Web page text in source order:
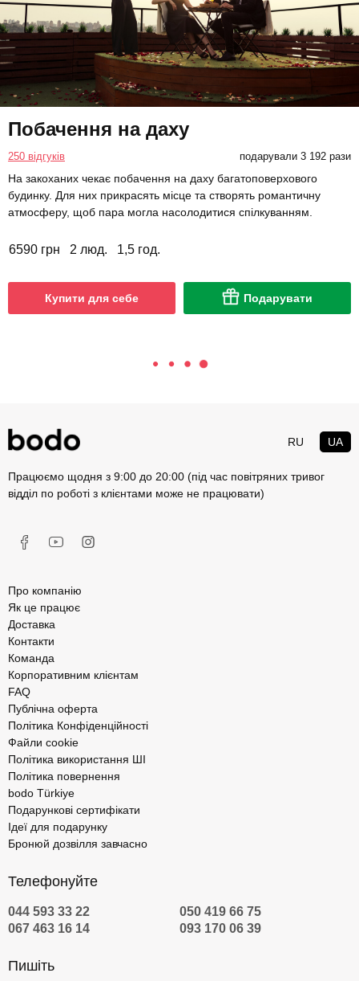
Побачення на даху
250 відгуків подарували 3 192 рази
На закоханих чекає побачення на даху багатоповерхового
будинку. Для них прикрасять місце та створять романтичну
атмосферу, щоб пара могла насолодитися спілкуванням.
6590 грн 2 люд. 1,5 год.
Купити для себе Подарувати
RU UA
Працюємо щодня з 9:00 до 20:00 (під час повітряних тривог
відділ по роботі з клієнтами може не працювати)
Про компанію
Як це працює
Доставка
Контакти
Команда
Корпоративним клієнтам
FAQ
Публічна оферта
Політика Конфіденційності
Файли cookie
Політика використання ШІ
Політика повернення
bodo Türkiye
Подарункові сертифікати
Ідеї для подарунку
Бронюй дозвілля завчасно
Телефонуйте
044 593 33 22
050 419 66 75
067 463 16 14
093 170 06 39
Пишіть